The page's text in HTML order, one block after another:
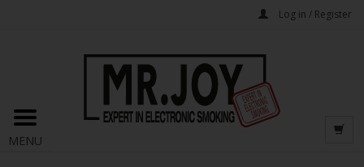
Log in / Register
MENU